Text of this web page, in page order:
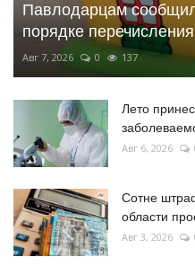
Павлодарцам
порядке
Авг 7, 2026 0 137
Лето
Авг 6, 2026
Сотне
области
Авг 3, 2026